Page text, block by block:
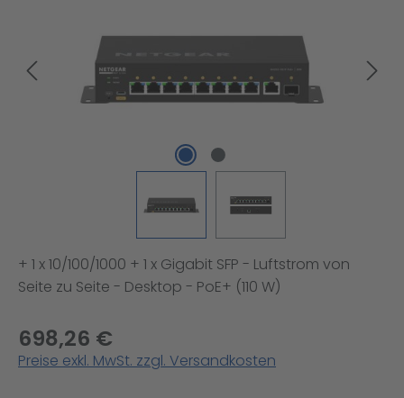
+ 1 x 10/100/1000 + 1 x Gigabit SFP - Luftstrom von
Seite zu Seite - Desktop - PoE+ (110 W)
698,26 €
Preise exkl. MwSt. zzgl. Versandkosten